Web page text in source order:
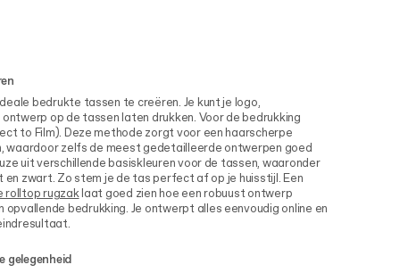
bedrukte tassen te creëren. Je kunt je logo,
op de tassen laten drukken. Voor de bedrukking
to Film). Deze methode zorgt voor een haarscherpe
waardoor zelfs de meest gedetailleerde ontwerpen goed
uit verschillende basiskleuren voor de tassen, waaronder
en zwart. Zo stem je de tas perfect af op je huisstijl. Een
rolltop rugzaklaat goed zien hoe een robuust ontwerp
bedrukking. Je ontwerpt alles eenvoudig online en
gelegenheid